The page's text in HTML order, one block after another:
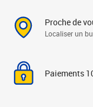
Proche de
Localiser un
Paiements